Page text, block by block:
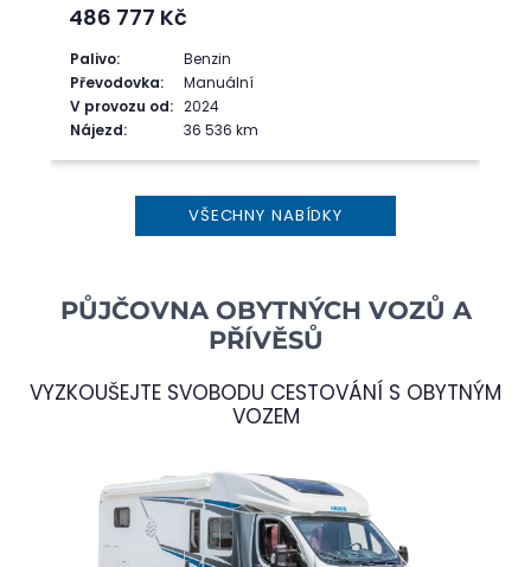
486 777 Kč
Palivo:
Benzin
Převodovka:
Manuální
V provozu od: 2024
Nájezd:
36 536 km
VŠECHNY NABÍDKY
PŮJČOVNA OBYTNÝCH VOZŮ A
PŘÍVĚSŮ
VYZKOUŠEJTE SVOBODU CESTOVÁNÍ S OBYTNÝM
VOZEM